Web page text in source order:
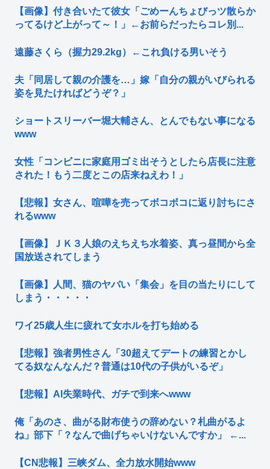
【画像】付き合いたて彼女「ごめーんちょびっツ散らか
ってるけど上がって～！」←お前らだったらコレ別...
遠藤さくら（握力29.2kg）←これ負ける男いそう
夫「同居して親の介護を…」嫁「自分の親がいびられる
姿を見たければどうぞ？」
ショートスリーバー堀大輔さん、とんでもない事になる
www
女性「コンビニに家庭用ゴミ出そうとしたら店長に注意
された！もう二度とこの店来ねえわ！」
【悲報】女さん、喧嘩を売ってボコボコに返り討ちにさ
れるwww
【画像】ＪＫ３人娘のえちえち水着姿、真っ昼間から全
国放送されてしまう
【画像】人間、猫のヤバい「集会」を目の当たりにして
しまう・・・・・
ワイ25歳人生に疲れて女ホルを打ち始める
【悲報】強者男性さん「30超えてデートの練習とかし
てる奴なんなんだ？普通は10代の子供がいるぞ」
【悲報】AI失業時代、ガチで到来へwww
俺「あのさ、曲がる財布使うの辞めない？札曲がるよ
ね」部下「？なんで曲げちゃいけないんですか」 ←...
【CN悲報】三峡ダム、全力放水開始www